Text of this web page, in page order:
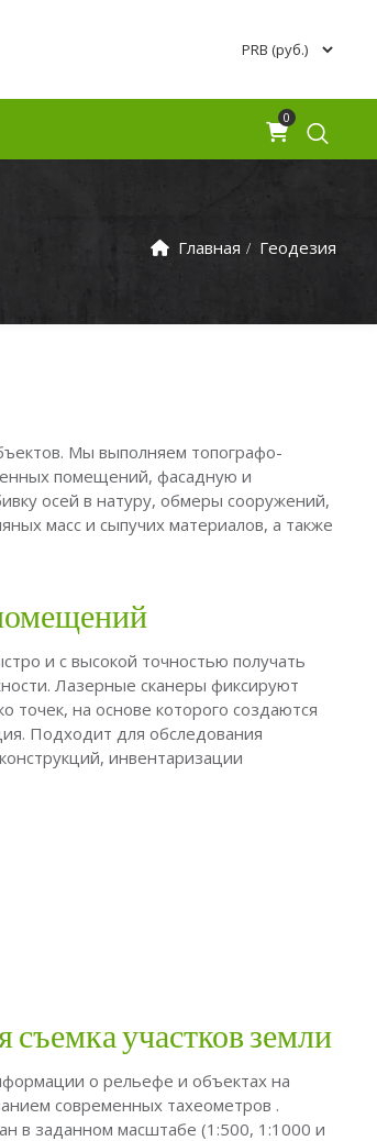
0
Главная Геодезия
Мы выполняем топографо-
помещений, фасадную и
осей в натуру, обмеры сооружений,
масс и сыпучих материалов, а также
и с высокой точностью получать
Лазерные сканеры фиксируют
точек, на основе которого создаются
Подходит для обследования
инвентаризации
съемка участков земли
о рельефе и объектах на
современных тахеометров .
в заданном масштабе (1:500, 1:1000 и